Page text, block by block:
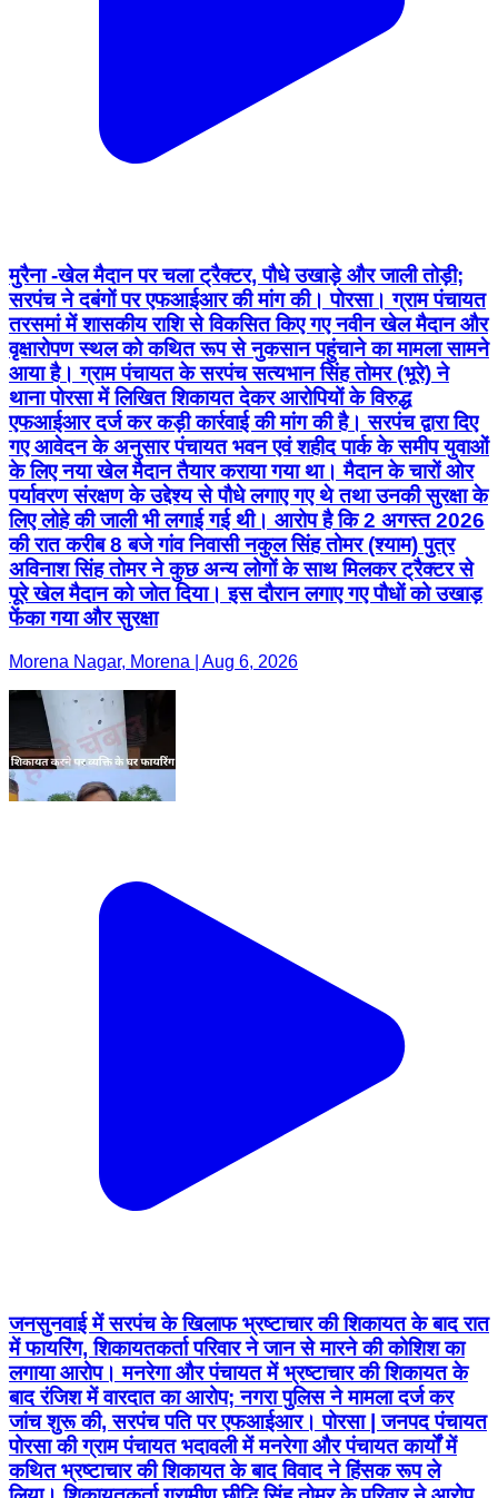
मुरैना -खेल मैदान पर चला ट्रैक्टर, पौधे उखाड़े और जाली तोड़ी;
सरपंच ने दबंगों पर एफआईआर की मांग की। पोरसा। ग्राम पंचायत
तरसमां में शासकीय राशि से विकसित किए गए नवीन खेल मैदान और
वृक्षारोपण स्थल को कथित रूप से नुकसान पहुंचाने का मामला सामने
आया है। ग्राम पंचायत के सरपंच सत्यभान सिंह तोमर (भूरे) ने
थाना पोरसा में लिखित शिकायत देकर आरोपियों के विरुद्ध
एफआईआर दर्ज कर कड़ी कार्रवाई की मांग की है। सरपंच द्वारा दिए
गए आवेदन के अनुसार पंचायत भवन एवं शहीद पार्क के समीप युवाओं
के लिए नया खेल मैदान तैयार कराया गया था। मैदान के चारों ओर
पर्यावरण संरक्षण के उद्देश्य से पौधे लगाए गए थे तथा उनकी सुरक्षा के
लिए लोहे की जाली भी लगाई गई थी। आरोप है कि 2 अगस्त 2026
की रात करीब 8 बजे गांव निवासी नकुल सिंह तोमर (श्याम) पुत्र
अविनाश सिंह तोमर ने कुछ अन्य लोगों के साथ मिलकर ट्रैक्टर से
पूरे खेल मैदान को जोत दिया। इस दौरान लगाए गए पौधों को उखाड़
फेंका गया और सुरक्षा
Morena Nagar, Morena | Aug 6, 2026
जनसुनवाई में सरपंच के खिलाफ भ्रष्टाचार की शिकायत के बाद रात
में फायरिंग, शिकायतकर्ता परिवार ने जान से मारने की कोशिश का
लगाया आरोप। मनरेगा और पंचायत में भ्रष्टाचार की शिकायत के
बाद रंजिश में वारदात का आरोप; नगरा पुलिस ने मामला दर्ज कर
जांच शुरू की, सरपंच पति पर एफआईआर। पोरसा | जनपद पंचायत
पोरसा की ग्राम पंचायत भदावली में मनरेगा और पंचायत कार्यों में
कथित भ्रष्टाचार की शिकायत के बाद विवाद ने हिंसक रूप ले